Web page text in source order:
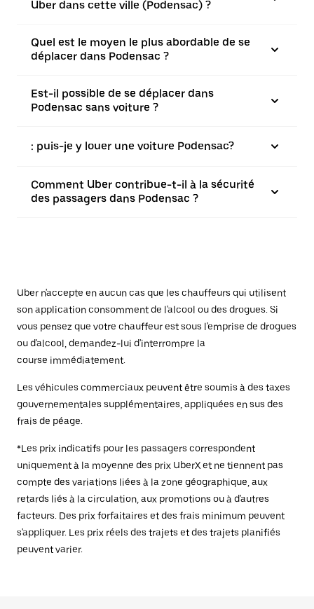
Uber dans cette ville (Podensac) ?
Quel est le moyen le plus abordable de se
déplacer dans Podensac ?
Est-il possible de se déplacer dans
Podensac sans voiture ?
: puis-je y louer une voiture Podensac?
Comment Uber contribue-t-il à la sécurité
des passagers dans Podensac ?
Uber n'accepte en aucun cas que les chauffeurs qui utilisent
son application consomment de l'alcool ou des drogues. Si
vous pensez que votre chauffeur est sous l'emprise de drogues
ou d'alcool, demandez-lui d'interrompre la
course immédiatement.
Les véhicules commerciaux peuvent être soumis à des taxes
gouvernementales supplémentaires, appliquées en sus des
frais de péage.
*Les prix indicatifs pour les passagers correspondent
uniquement à la moyenne des prix UberX et ne tiennent pas
compte des variations liées à la zone géographique, aux
retards liés à la circulation, aux promotions ou à d'autres
facteurs. Des prix forfaitaires et des frais minimum peuvent
s'appliquer. Les prix réels des trajets et des trajets planifiés
peuvent varier.